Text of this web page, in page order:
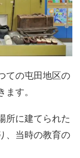
ての屯田地区の
す。
所に建てられた
、当時の教育の